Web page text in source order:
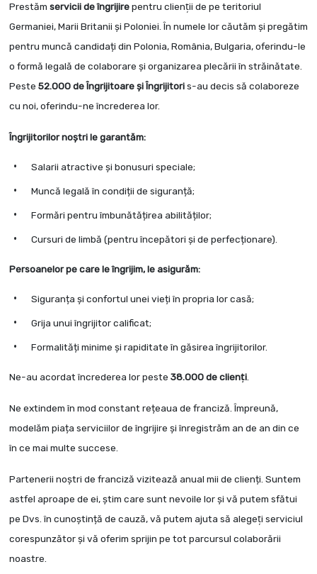
Prestăm servicii de îngrijirepentru clienţii de pe teritoriul
Germaniei, Marii Britanii şi Poloniei. În numele lor căutăm și pregătim
pentru muncă candidați din Polonia, România, Bulgaria, oferindu-le
o formă legală de colaborare și organizarea plecării în străinătate.
Peste 52.000 de Îngrijitoare şi Îngrijitoris-au decis să colaboreze
cu noi, oferindu-ne încrederea lor.
Îngrijitorilor noştri le garantăm:
Salarii atractive și bonusuri speciale;
Muncă legală în condiții de siguranță;
Formări pentru îmbunătățirea abilităților;
Cursuri de limbă (pentru începători și de perfecționare).
Persoanelor pe care le îngrijim, le asigurăm:
Siguranța și confortul unei vieți în propria lor casă;
Grija unui îngrijitor calificat;
Formalități minime și rapiditate în găsirea îngrijitorilor.
Ne-au acordat încrederea lor peste 38.000 de clienţi
Ne extindem în mod constant rețeaua de franciză. Împreună,
modelăm piața serviciilor de îngrijire şi înregistrăm an de an din ce
în ce mai multe succese.
Partenerii noştri de franciză vizitează anual mii de clienți. Suntem
astfel aproape de ei, știm care sunt nevoile lor şi vă putem sfătui
pe Dvs. în cunoștință de cauză, vă putem ajuta să alegeţi serviciul
corespunzător și vă oferim sprijin pe tot parcursul colaborării
noastre.